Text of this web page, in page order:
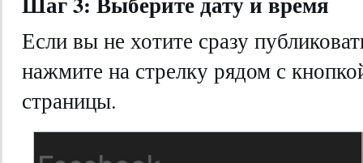
Если вы не хотите сразу
нажмите на стрелку рядом с
страницы.